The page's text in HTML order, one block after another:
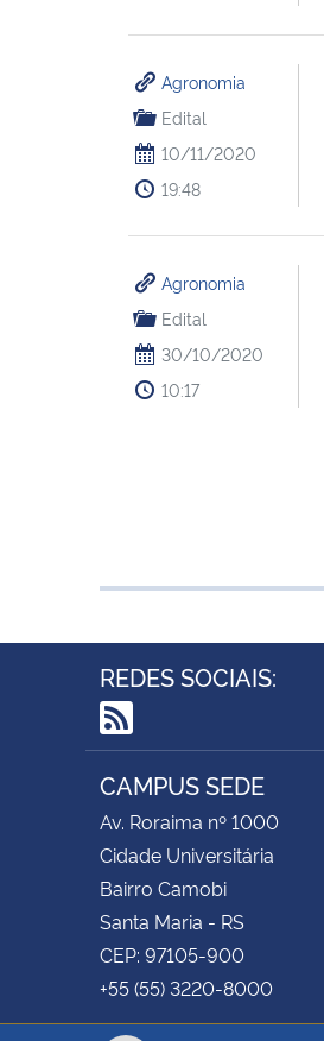
Agronomia
Edital
10/11/2020
19:48
Agronomia
Edital
30/10/2020
10:17
REDES SOCIAIS:
RSS
CAMPUS SEDE
Av. Roraima nº 1000
Cidade Universitária
Bairro Camobi
Santa Maria - RS
CEP: 97105-900
+55 (55) 3220-8000